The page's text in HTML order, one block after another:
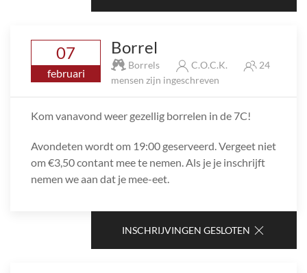
07
februari
Borrel
Borrels C.O.C.K.
24
mensen zijn ingeschreven
Kom vanavond weer gezellig borrelen in de 7C!
Avondeten wordt om 19:00 geserveerd. Vergeet niet
om €3,50 contant mee te nemen. Als je je inschrijft
nemen we aan dat je mee-eet.
INSCHRIJVINGEN GESLOTEN